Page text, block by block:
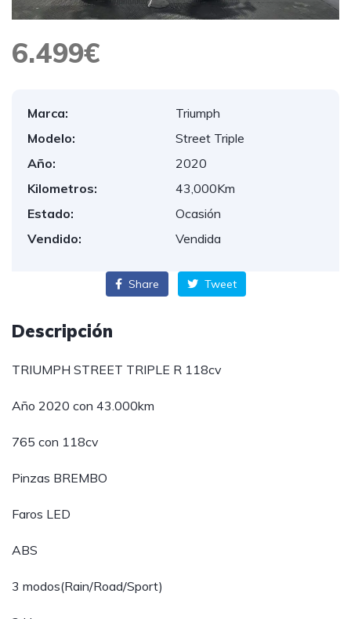
6.499€
Marca:
Triumph
Modelo:
Street Triple
Año:
2020
Kilometros:
43,000Km
Estado:
Ocasión
Vendido:
Vendida
Share Tweet
Descripción
TRIUMPH STREET TRIPLE R 118cv
Año 2020 con 43.000km
765 con 118cv
Pinzas BREMBO
Faros LED
ABS
3 modos(Rain/Road/Sport)